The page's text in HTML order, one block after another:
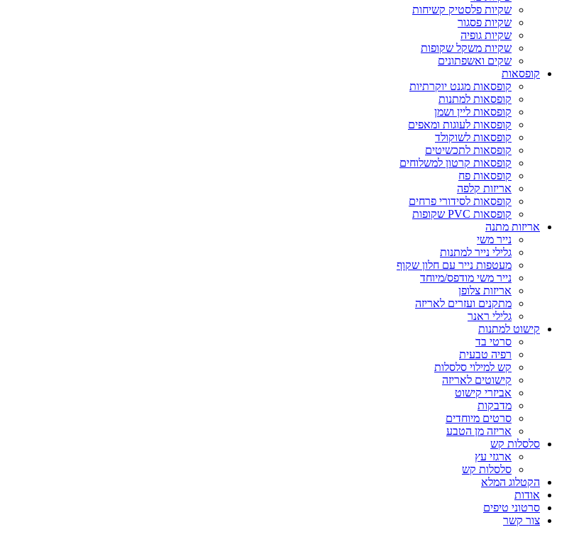
שקיות פלסטיק קשיחות
שקיות פסגור
שקיות גופיה
שקיות משקל שקופות
שקים ואשפתונים
קופסאות
קופסאות מגנט יוקרתיות
קופסאות למתנות
קופסאות ליין ושמן
קופסאות לעוגות ומאפים
קופסאות לשוקולד
קופסאות לתכשיטים
קופסאות קרטון למשלוחים
קופסאות פח
אריזות קלפה
קופסאות לסידורי פרחים
קופסאות PVC שקופות
אריזות מתנה
נייר משי
גלילי נייר למתנות
מעטפות נייר עם חלון שקוף
נייר משי מודפס/מיוחד
אריזות צלופן
מתקנים ועזרים לאריזה
גלילי ראנר
קישוט למתנות
סרטי בד
רפיה טבעית
קש למילוי סלסלות
קישוטים לאריזה
אביזרי קישוט
מדבקות
סרטים מיוחדים
אריזה מן הטבע
סלסלות קש
ארגזי עץ
סלסלות קש
הקטלוג המלא
אודות
סרטוני טיפים
צור קשר